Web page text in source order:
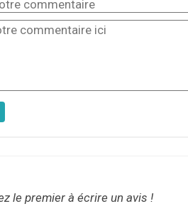
le premier à écrire un avis !